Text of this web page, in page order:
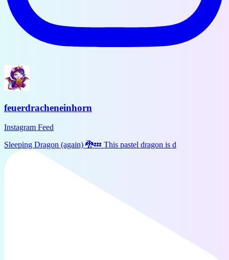
feuerdracheneinhorn
Instagram Feed
Sleeping Dragon (again) 🐉💤 This pastel dragon is d